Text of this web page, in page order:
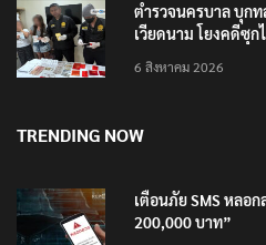
ตำรวจนครบาล บุกท
เวียดนาม โยงคดีซุ
6 สิงหาคม 2026
TRENDING NOW
เตือนภัย SMS หลอ
200,000 บาท”